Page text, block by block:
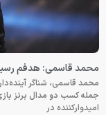
محمد قاسمی: هدفم رسیدن به فینال ۴۰۰ متر
محمد قاسمی، شناگر
جمله کسب دو مدال برنز
امیدوارکننده در